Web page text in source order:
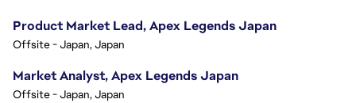
Product Market Lead, Apex Legends Japan
Offsite - Japan, Japan
Market Analyst, Apex Legends Japan
Offsite - Japan, Japan